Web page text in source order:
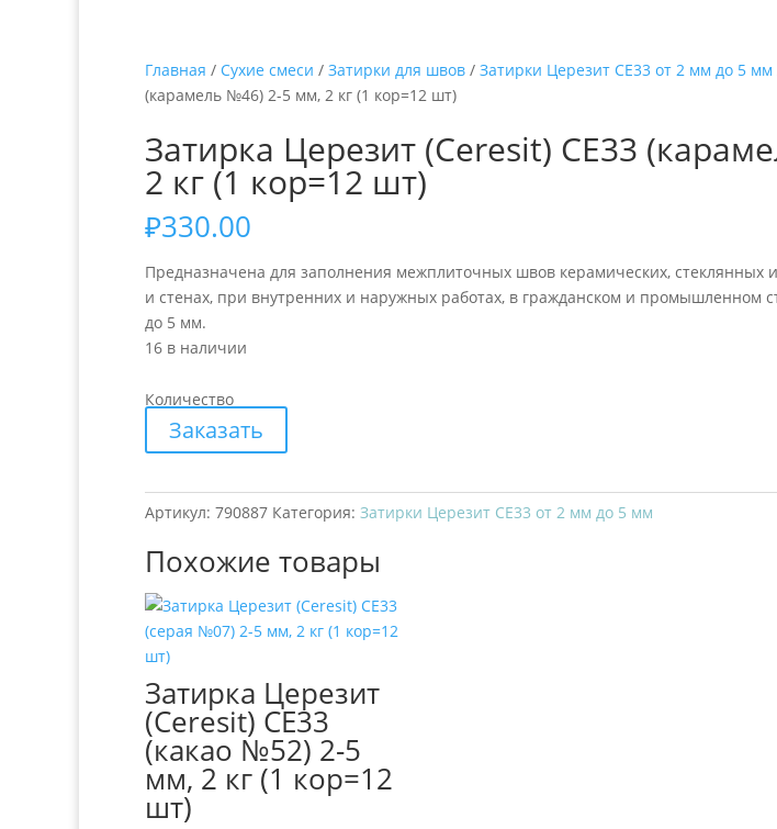
Главная / Сухие смеси / Затирки для швов / Затирки Церезит СЕ33 от 2 мм до 5 мм
(карамель №46) 2-5 мм, 2 кг (1 кор=12 шт)
Затирка Церезит (Ceresit) СЕ33
2 кг (1 кор=12 шт)
₽330.00
Предназначена для заполнения межплиточных швов керамических, стеклянных
и стенах, при внутренних и наружных работах, в гражданском и промышленном
до 5 мм.
16 в наличии
Количество
Заказать
Артикул: 790887 Категория: Затирки Церезит СЕ33 от 2 мм до 5 мм
Похожие товары
Затирка Церезит
(Ceresit) СЕ33
(какао №52) 2-5
мм, 2 кг (1 кор=12
шт)